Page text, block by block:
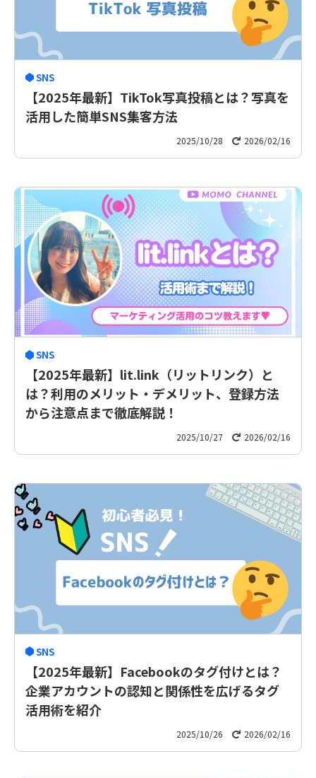
SNS
【2025年最新】TikTok写真投稿とは？写真を
活用した簡単SNS集客方法
2025/10/28 2026/02/16
SNS
【2025年最新】lit.link（リットリンク）と
は？利用のメリット・デメリット、登録方法
から注意点まで徹底解説！
2025/10/27 2026/02/16
SNS
【2025年最新】Facebookのタグ付けとは？
企業アカウントの認知と関係性を広げるタグ
活用術を紹介
2025/10/26 2026/02/16